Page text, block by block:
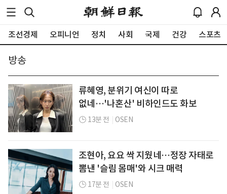
조선경제 오피니언 정치 사회 국제 건강 스포츠
방송
류혜영, 분위기 여신이 따로
없네…'나혼산' 비하인드도 화보
13분 전 OSEN
조현아, 요요 싹 지웠네…정장 자태로
뽐낸 '슬림 몸매'와 시크 매력
17분 전 OSEN